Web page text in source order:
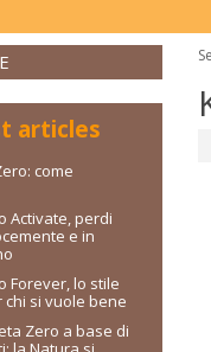
articles
come
Activate, perdi
e in
Forever, lo stile
chi si vuole bene
Zero a base di